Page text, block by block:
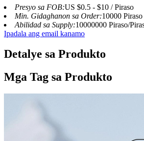
Presyo sa FOB:US $0.5 - $10 / Piraso
Min. Gidaghanon sa Order:10000
Abilidad sa Supply:10000000 Piraso/
Ipadala ang email kanamo
Detalye sa Produkto
Mga Tag sa Produkto